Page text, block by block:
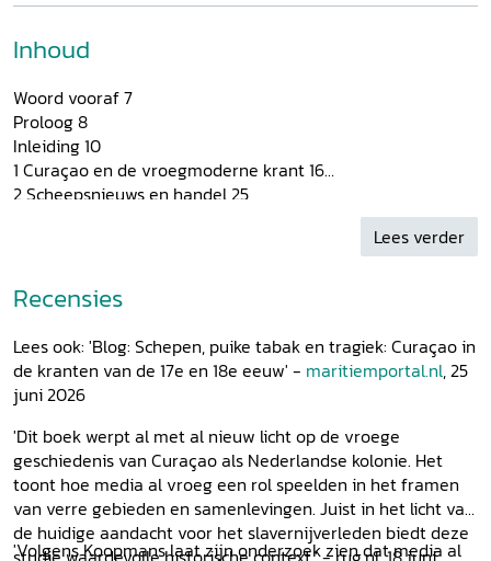
Inhoud
Woord vooraf 7
Proloog 8
Inleiding 10
1 Curaçao en de vroegmoderne krant 16
2 Scheepsnieuws en handel 25
6 De ramp van het schip Alphen en ander nieuws 67
7 Curaçao in mededelingen en advertenties 76
Afronding 94
Epiloog 100
Noten 103
Bronnen en literatuur 123
Index van aardrijkskundige namen 129
Index van persoonsnamen 132
Over de auteur 136
Lees verder
Recensies
Lees ook: 'Blog: Schepen, puike tabak en tragiek: Curaçao in
de kranten van de 17e en 18e eeuw' - maritiemportal.nl, 25
juni 2026
'Dit boek werpt al met al nieuw licht op de vroege
geschiedenis van Curaçao als Nederlandse kolonie. Het
toont hoe media al vroeg een rol speelden in het framen
van verre gebieden en samenlevingen. Juist in het licht van
de huidige aandacht voor het slavernijverleden biedt deze
'Volgens Koopmans laat zijn onderzoek zien dat media al